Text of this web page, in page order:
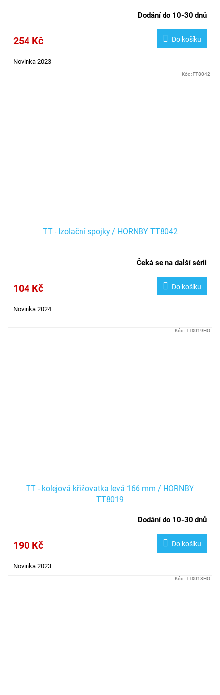
Dodání do 10-30 dnů
254 Kč Do košíku
Novinka 2023
TT - Izolační spojky / HORNBY TT8042
Čeká se na další sérii
104 Kč Do košíku
Novinka 2024
Kód:TT8042
TT - kolejová křižovatka levá 166 mm / HORNBY
TT8019
Dodání do 10-30 dnů
190 Kč Do košíku
Novinka 2023
Kód:TT8019HO
Kód:TT8018HO